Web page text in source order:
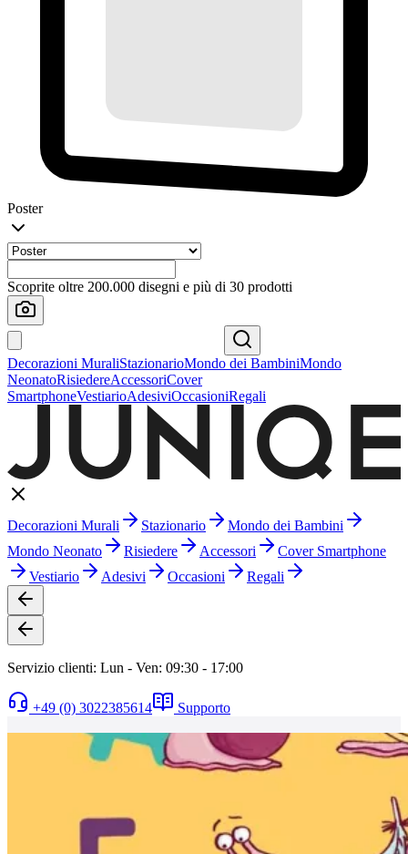
Poster
Scoprite oltre 200.000 disegni e più di 30 prodotti
Decorazioni MuraliStazionarioMondo dei BambiniMondo
NeonatoRisiedereAccessoriCover
SmartphoneVestiarioAdesiviOccasioniRegali
Decorazioni Murali Stazionario
Mondo dei Bambini
Mondo Neonato
Risiedere Accessori
Cover Smartphone
Vestiario
Adesivi Occasioni Regali
Servizio clienti: Lun - Ven: 09:30 - 17:00
+49 (0) 3022385614 Supporto